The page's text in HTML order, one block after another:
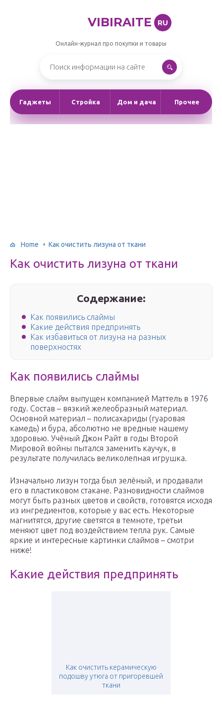
VIBIRAITE RU
Онлайн-журнал про покупки и товары
Гаджеты Стройка Дом и дача Прочее
Home Как очистить лизуна от ткани
Как очистить лизуна от ткани
Содержание:
Как появились слаймы
Какие действия предпринять
Как избавиться от лизуна на разных
поверхностях
Как появились слаймы
Впервые слайм выпущен компанией Маттель в 1976
году. Состав – вязкий желеобразный материал.
Основной материал – полисахариды (гуаровая
камедь) и бура, абсолютно не вредные нашему
здоровью. Учёный Джон Райт в годы Второй
Мировой войны пытался заменить каучук, в
результате получилась великолепная игрушка.
Изначально лизун тогда был зелёный, и продавали
его в пластиковом стакане. Разновидности слаймов
могут быть разных цветов и свойств, готовятся исходя
из ингредиентов, которые у вас есть. Некоторые
магнитятся, другие светятся в темноте, третьи
меняют цвет под воздействием тепла рук. Самые
яркие и интересные картинки слаймов – смотри
ниже!
Какие действия предпринять
Как очистить керамическую
подошву утюга от пригоревшей
ткани